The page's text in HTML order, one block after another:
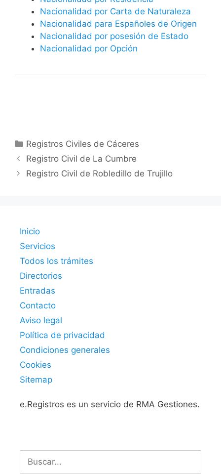
Nacionalidad por Carta de Naturaleza
Nacionalidad para Españoles de Origen
Nacionalidad por posesión de Estado
Nacionalidad por Opción
Categorías
Registros Civiles de Cáceres
Registro Civil de La Cumbre
Registro Civil de Robledillo de Trujillo
Inicio
Servicios
Todos los trámites
Directorios
Entradas
Contacto
Aviso legal
Política de privacidad
Condiciones generales
Cookies
Sitemap
e.Registros es un servicio de RMA Gestiones.
Buscar: